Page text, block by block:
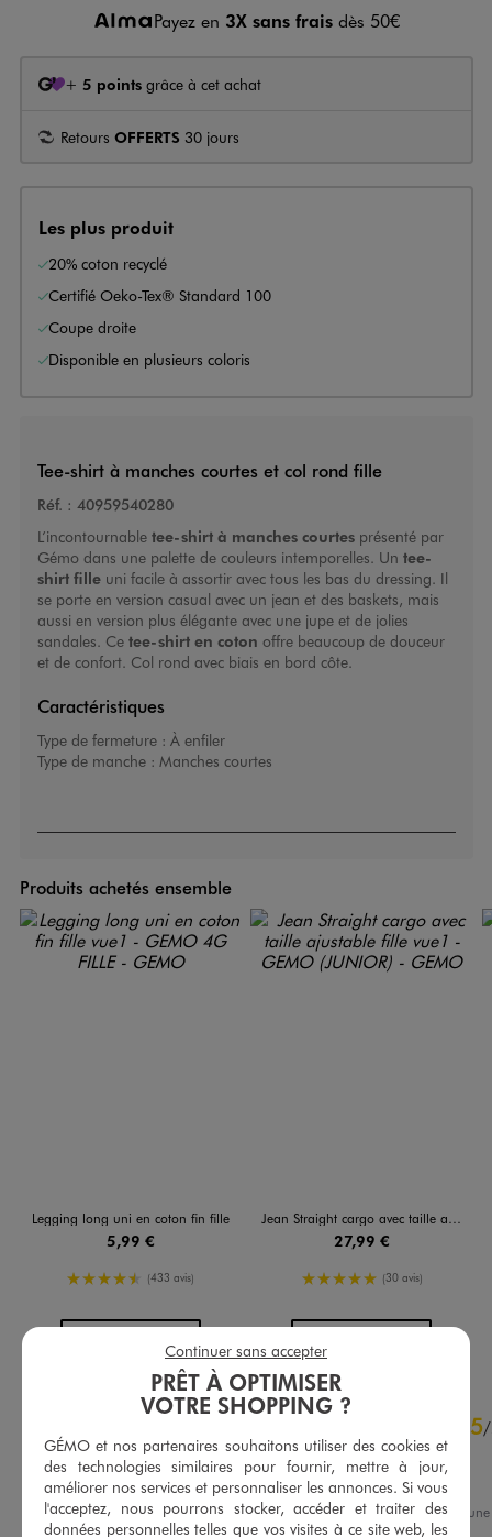
Payez en 3X sans frais dès 50€
+ 5 points grâce à cet achat
Retours OFFERTS 30 jours
Les plus produit
20% coton recyclé
Certifié Oeko-Tex® Standard 100
Coupe droite
Disponible en plusieurs coloris
Tee-shirt à manches courtes et col rond fille
Réf. : 40959540280
L’incontournable tee-shirt à manches courtesprésenté par
Gémo dans une palette de couleurs intemporelles. Un tee-
shirt filleuni facile à assortir avec tous les bas du dressing. Il
se porte en version casual avec un jean et des baskets, mais
aussi en version plus élégante avec une jupe et de jolies
sandales. Ce tee-shirt en coton offre beaucoup de douceur
et de confort. Col rond avec biais en bord côte.
Caractéristiques
Type de fermeture : À enfiler
Type de manche : Manches courtes
Produits achetés ensemble
Legging long uni en coton fin fille
5,99 €
4.5/5 de moyenne
(433 avis)
Jean Straight cargo avec taille ajustable fille
27,99 €
5/5 de moyenne
(30 avis)
AU PANIER
4.7 5/
Avis vérifié et récompensé
Oui
Avis du27/07/2026
, suite à
14/07/2026 par Carole D.
PRÊT À OPTIMISER
VOTRE SHOPPING ?
GÉMO et nos partenaires souhaitons utiliser des cookies et
des technologies similaires pour fournir, mettre à jour,
améliorer nos services et personnaliser les annonces. Si vous
l'acceptez, nous pourrons stocker, accéder et traiter des
données personnelles telles que vos visites à ce site web, les
Continuer sans accepter